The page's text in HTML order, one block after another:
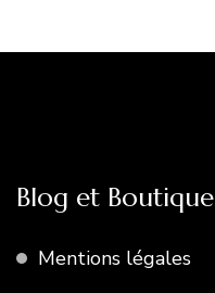
Blog et Boutique
Mentions légales